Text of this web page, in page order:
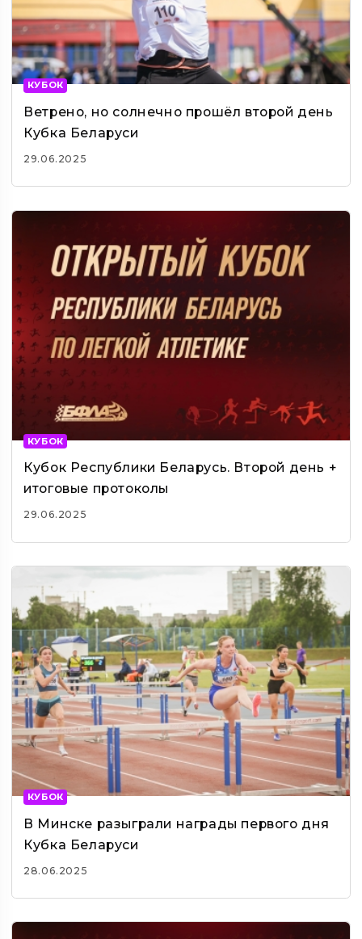
КУБОК
Ветрено, но солнечно прошёл второй день
Кубка Беларуси
29.06.2025
КУБОК
Кубок Республики Беларусь. Второй день +
итоговые протоколы
29.06.2025
КУБОК
В Минске разыграли награды первого дня
Кубка Беларуси
28.06.2025